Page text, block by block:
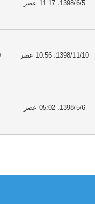
1398/6/5، 11:17 عصر
1398/11/10، 10:56 عصر
1398/5/6، 05:02 عصر